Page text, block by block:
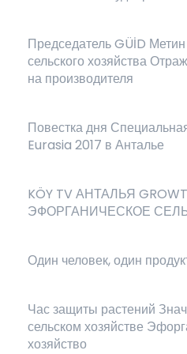
Председатель GÜİD
сельского хозяйства
на производителя
Повестка дня
Eurasia 2017 в Анталье
KÖY TV АНТАЛЬЯ
ЭФОРГАНИЧЕСКОЕ
Один человек, один
Час защиты растений
сельском хозяйстве
хозяйство